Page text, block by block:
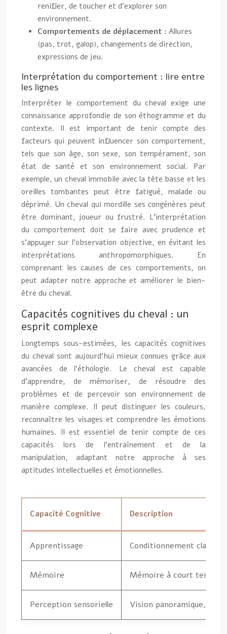
renifler, de toucher et d’explorer son
environnement.
Comportements de déplacement : Allures
(pas, trot, galop), changements de direction,
expressions de jeu.
Interprétation du comportement : lire entre
les lignes
Interpréter le comportement du cheval exige une
connaissance approfondie de son éthogramme et du
contexte. Il est important de tenir compte des
facteurs qui peuvent influencer son comportement,
tels que son âge, son sexe, son tempérament, son
état de santé et son environnement social. Par
exemple, un cheval immobile avec la tête basse et les
oreilles tombantes peut être fatigué, malade ou
déprimé. Un cheval qui mordille ses congénères peut
être dominant, joueur ou frustré. L’interprétation
du comportement doit se faire avec prudence et
s’appuyer sur l’observation objective, en évitant les
interprétations anthropomorphiques. En
comprenant les causes de ces comportements, on
peut adapter notre approche et améliorer le bien-
être du cheval.
Capacités cognitives du cheval : un
esprit complexe
Longtemps sous-estimées, les capacités cognitives
du cheval sont aujourd’hui mieux connues grâce aux
avancées de l’éthologie. Le cheval est capable
d’apprendre, de mémoriser, de résoudre des
problèmes et de percevoir son environnement de
manière complexe. Il peut distinguer les couleurs,
reconnaître les visages et comprendre les émotions
humaines. Il est essentiel de tenir compte de ces
capacités lors de l’entraînement et de la
manipulation, adaptant notre approche à ses
aptitudes intellectuelles et émotionnelles.
Capacité Cognitive Description
Apprentissage Conditionnement
Mémoire Mémoire à court terme
Perception sensorielle Vision panoramique,